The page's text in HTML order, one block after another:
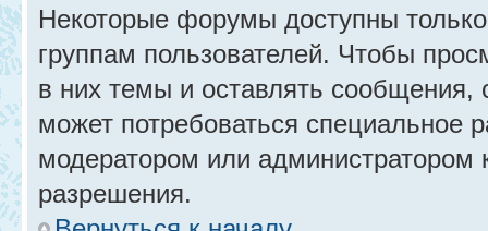
Некоторые форумы доступны
группам пользователей. Чтобы
в них темы и оставлять сообщения,
может потребоваться специальное
модератором или администратором
разрешения.